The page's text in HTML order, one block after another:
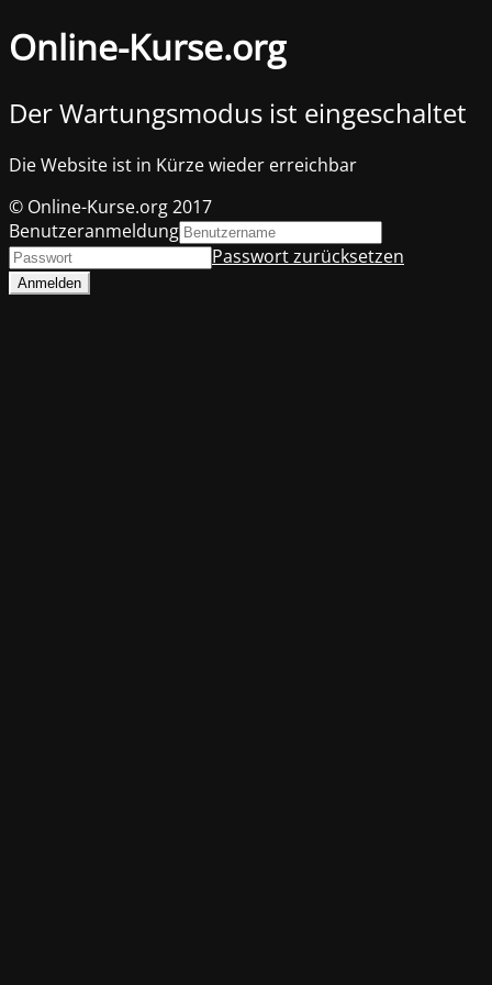
Online-Kurse.org
Der Wartungsmodus ist eingeschaltet
Die Website ist in Kürze wieder erreichbar
© Online-Kurse.org 2017
Benutzeranmeldung
Passwort zurücksetzen